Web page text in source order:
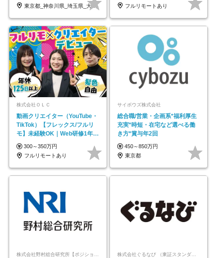
東京都_神奈川県_埼玉県_大阪府_愛知県…
フルリモートあり
株式会社ＯＬＣ
動画クリエイター（YouTube・
TikTok）【フレックス/フルリ
モ】未経験OK｜Web研修1年間
｜副業OK
300～350万円
フルリモートあり
サイボウズ株式会社
総合職/営業・企画系*福利厚生
充実*時短・在宅など選べる働
き方*賞与年2回
450～850万円
東京都
株式会社野村総合研究所【ポジションマッチ登録】 株式会社ぐるなび （東証スタンダード上場）